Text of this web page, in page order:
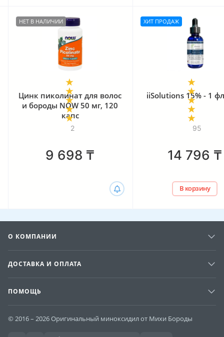
НЕТ В НАЛИЧИИ
2
Цинк пиколинат для волос
и бороды NOW 50 мг, 120
капс
9 698 ₸
ХИТ ПРОДАЖ
95
iiSolutions 15% - 1
14 796 ₸
В корзину
О КОМПАНИИ
ДОСТАВКА И ОПЛАТА
ПОМОЩЬ
© 2016 – 2026 Оригинальный миноксидил от Михи Бороды